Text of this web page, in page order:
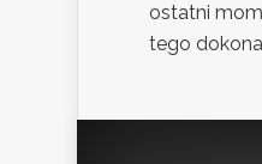
ostatni
tego